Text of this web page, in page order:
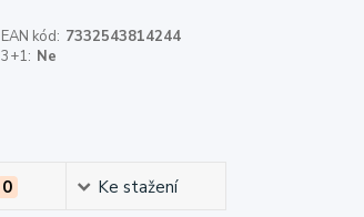
EAN kód: 7332543814244
3+1: Ne
0 Ke stažení